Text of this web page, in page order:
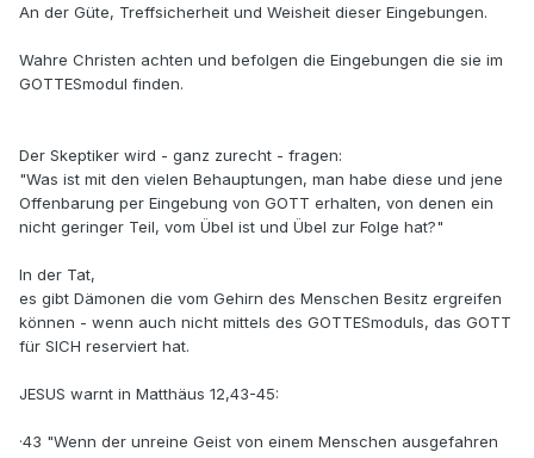
An der Güte, Treffsicherheit und Weisheit dieser Eingebungen.
Wahre Christen achten und befolgen die Eingebungen die sie im
GOTTESmodul finden.
Der Skeptiker wird - ganz zurecht - fragen:
"Was ist mit den vielen Behauptungen, man habe diese und jene
Offenbarung per Eingebung von GOTT erhalten, von denen ein
nicht geringer Teil, vom Übel ist und Übel zur Folge hat?"
In der Tat,
es gibt Dämonen die vom Gehirn des Menschen Besitz ergreifen
können - wenn auch nicht mittels des GOTTESmoduls, das GOTT
für SICH reserviert hat.
JESUS warnt in Matthäus 12,43-45:
·43 "Wenn der unreine Geist von einem Menschen ausgefahren